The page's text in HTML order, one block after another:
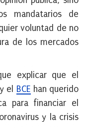
mandatarios de
voluntad de no
de los mercados
explicar que el
el BCE han querido
para financiar el
y la crisis